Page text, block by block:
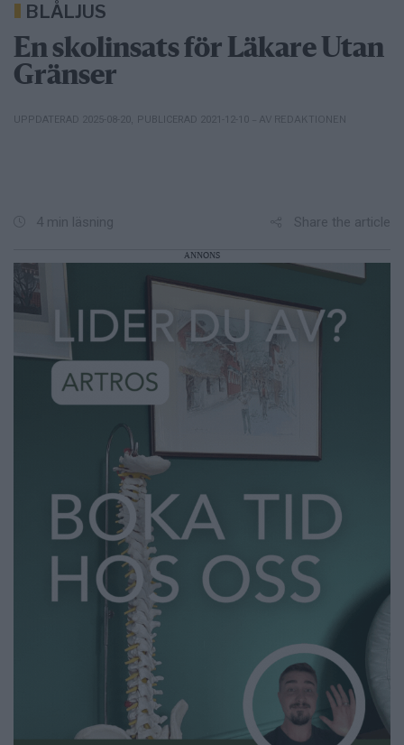
BLÅLJUS
En skolinsats för Läkare Utan
Gränser
UPPDATERAD 2025-08-20 PUBLICERAD 2021-12-10 – AV REDAKTIONEN
4 min läsning Share the article
ANNONS